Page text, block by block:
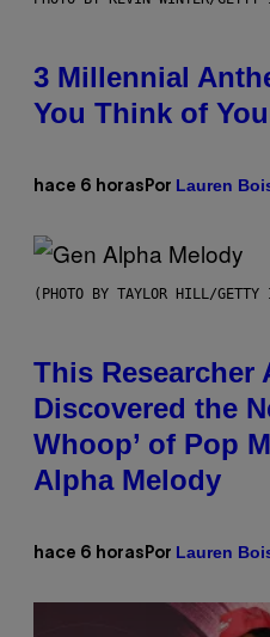
3 Millennial
You Think of
hace 6 horas Por Lauren
(PHOTO BY TAYLOR HILL/GETTY
This Researcher
Discovered the
Whoop’ of Pop
Alpha Melody
hace 6 horas Por Lauren